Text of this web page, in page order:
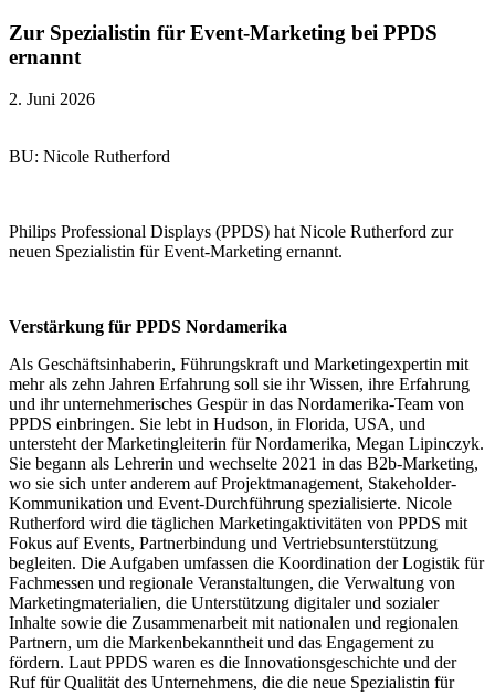
Zur Spezialistin für Event-Marketing bei PPDS
ernannt
2. Juni 2026
BU: Nicole Rutherford
Philips Professional Displays (PPDS) hat Nicole Rutherford zur
neuen Spezialistin für Event-Marketing ernannt.
Verstärkung für PPDS Nordamerika
Als Geschäftsinhaberin, Führungskraft und Marketingexpertin mit
mehr als zehn Jahren Erfahrung soll sie ihr Wissen, ihre Erfahrung
und ihr unternehmerisches Gespür in das Nordamerika-Team von
PPDS einbringen. Sie lebt in Hudson, in Florida, USA, und
untersteht der Marketingleiterin für Nordamerika, Megan Lipinczyk.
Sie begann als Lehrerin und wechselte 2021 in das B2b-Marketing,
wo sie sich unter anderem auf Projektmanagement, Stakeholder-
Kommunikation und Event-Durchführung spezialisierte. Nicole
Rutherford wird die täglichen Marketingaktivitäten von PPDS mit
Fokus auf Events, Partnerbindung und Vertriebsunterstützung
begleiten. Die Aufgaben umfassen die Koordination der Logistik für
Fachmessen und regionale Veranstaltungen, die Verwaltung von
Marketingmaterialien, die Unterstützung digitaler und sozialer
Inhalte sowie die Zusammenarbeit mit nationalen und regionalen
Partnern, um die Markenbekanntheit und das Engagement zu
fördern. Laut PPDS waren es die Innovationsgeschichte und der
Ruf für Qualität des Unternehmens, die die neue Spezialistin für